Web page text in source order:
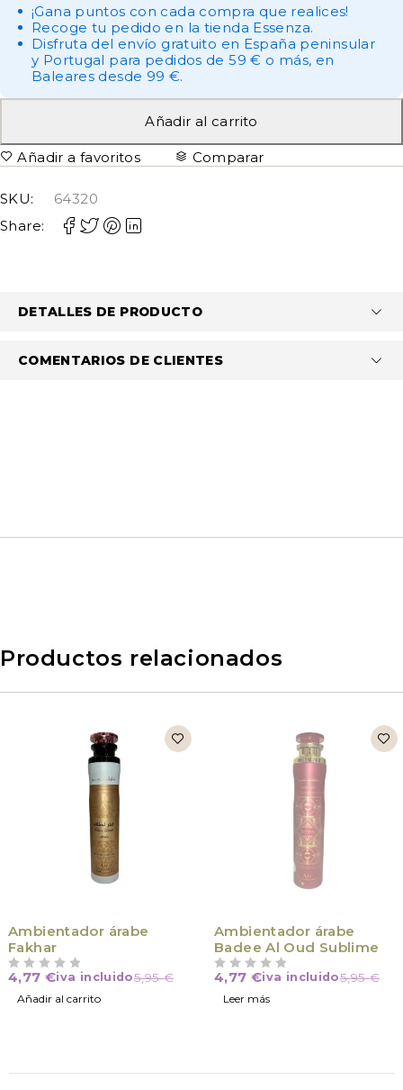
¡Gana puntos con cada compra que realices!
Recoge tu pedido en la tienda Essenza.
Disfruta del envío gratuito en España peninsular
y Portugal para pedidos de 59 € o más, en
Baleares desde 99 €.
Añadir al carrito
Añadir a favoritos Comparar
SKU:
64320
Share:
DETALLES DE PRODUCTO
COMENTARIOS DE CLIENTES
Productos relacionados
Ambientador árabe
Fakhar
5,95€
4,77 €iva incluido
Añadir al carrito
VÍCTIMA DE SU ÉXITO
Ambientador árabe
Badee Al Oud Sublime
5,95€
4,77 €iva incluido
Leer más